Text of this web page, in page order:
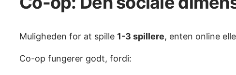
Muligheden for at spille 1-3 spillere, enten online
Co-op fungerer godt, fordi: